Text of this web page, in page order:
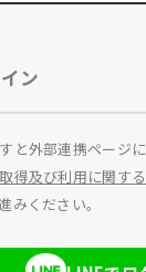
ン
と外部連携ページ
得及び利用に関す
みください。